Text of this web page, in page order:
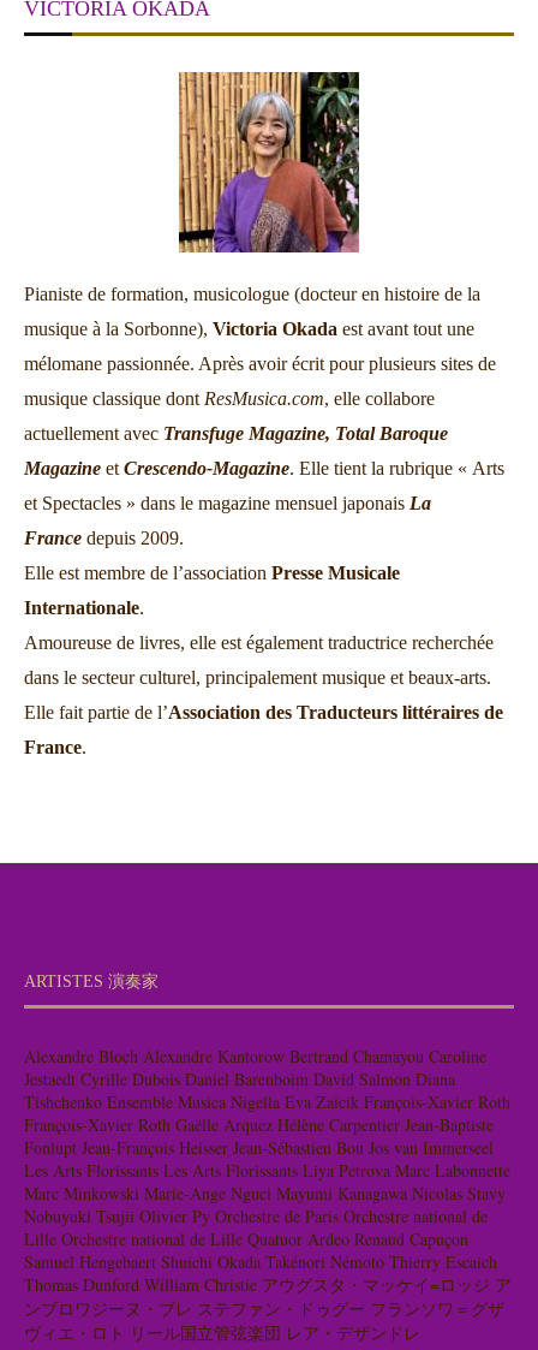
VICTORIA OKADA
Pianiste de formation, musicologue (docteur en histoire de la
musique à la Sorbonne), Victoria Okada est avant tout une
mélomane passionnée. Après avoir écrit pour plusieurs sites de
musique classique dont ResMusica.com, elle collabore
actuellement avec Transfuge Magazine, Total Baroque
Magazine et Crescendo-Magazine. Elle tient la rubrique « Arts
et Spectacles » dans le magazine mensuel japonais La
France depuis 2009.
Elle est membre de l’association Presse Musicale
Internationale.
Amoureuse de livres, elle est également traductrice recherchée
dans le secteur culturel, principalement musique et beaux-arts.
Elle fait partie de l’Association des Traducteurs littéraires de
France.
ARTISTES 演奏家
Alexandre Bloch Alexandre Kantorow Bertrand Chamayou Caroline
Jestaedt Cyrille Dubois Daniel Barenboim David Salmon Diana
Tishchenko Ensemble Musica Nigella Eva Zaïcik François-Xavier Roth
François-Xavier Roth Gaëlle Arquez Hélène Carpentier Jean-Baptiste
Fonlupt Jean-François Heisser Jean-Sébastien Bou Jos van Immerseel
Les Arts Florissants Les Arts Florissants Liya Petrova Marc Labonnette
Marc Minkowski Marie-Ange Nguci Mayumi Kanagawa Nicolas Stavy
Nobuyuki Tsujii Olivier Py Orchestre de Paris Orchestre national de
Lille Orchestre national de Lille Quatuor Ardeo Renaud Capuçon
Samuel Hengebaert Shuichi Okada Takénori Némoto Thierry Escaich
Thomas Dunford William Christie アウグスタ・マッケイ=ロッジ ア
ンブロワジーヌ・ブレ ステファン・ドゥグー フランソワ＝グザ
ヴィエ・ロト リール国立管弦楽団 レア・デザンドレ